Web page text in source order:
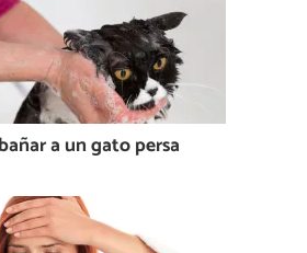
a un gato persa